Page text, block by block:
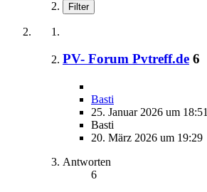
Filter
PV- Forum Pvtreff.de 6
Basti
25. Januar 2026 um 18:51
Basti
20. März 2026 um 19:29
Antworten
6